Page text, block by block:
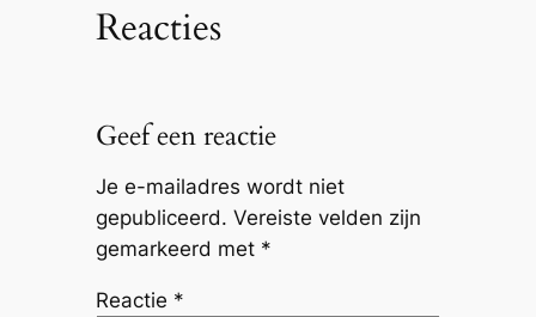
Reacties
Geef een reactie
Je e-mailadres wordt niet
gepubliceerd. Vereiste velden zijn
gemarkeerd met *
Reactie *